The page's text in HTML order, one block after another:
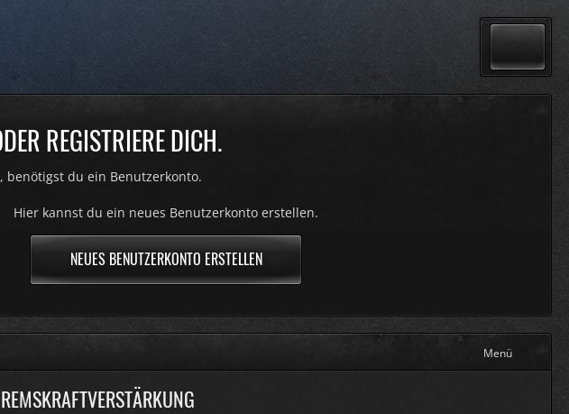
REGISTRIERE DICH.
benötigst du ein Benutzerkonto.
Hier kannst du ein neues Benutzerkonto erstellen.
NEUES BENUTZERKONTO ERSTELLEN
Menü